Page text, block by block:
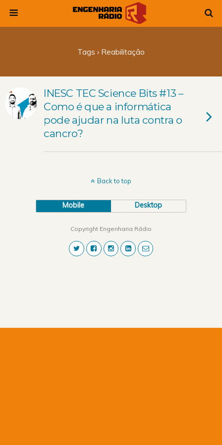
Tags › Reabilitação
INESC TEC Science Bits #13 –
Como é que a informática
pode ajudar na luta contra o
cancro?
Back to top
Mobile Desktop
Copyright Engenharia Rádio